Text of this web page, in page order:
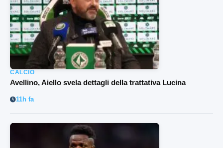
CALCIO
Avellino, Aiello svela dettagli della trattativa Lucina
11h fa